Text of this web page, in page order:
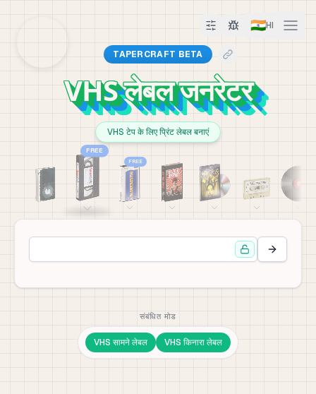
🇮🇳HI
TAPERCRAFT BETA
VHS लेबल जनरेटर
VHS टेप के लिए प्रिंट लेबल बनाएं
FREE
FREE
संबंधित मोड
VHS सामने लेबल VHS किनारा लेबल